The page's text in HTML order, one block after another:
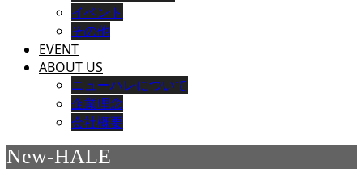
イベント
その他
EVENT
ABOUT US
ニューハレについて
企業理念
会社概要
New-HALE